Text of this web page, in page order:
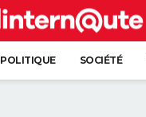
POLITIQUE SOCIÉTÉ